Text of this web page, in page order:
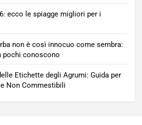
ecco le spiagge migliori per i
non è così innocuo come sembra:
pochi conoscono
Etichette degli Agrumi: Guida per
Non Commestibili